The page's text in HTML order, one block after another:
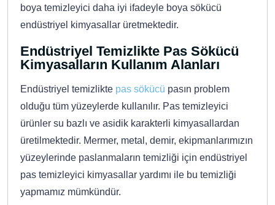
boya temizleyici daha iyi ifadeyle boya sökücü
endüstriyel kimyasallar üretmektedir.
Endüstriyel Temizlikte Pas Sökücü
Kimyasalların Kullanım Alanları
Endüstriyel temizlikte pas sökücü pasın problem
olduğu tüm yüzeylerde kullanılır. Pas temizleyici
ürünler su bazlı ve asidik karakterli kimyasallardan
üretilmektedir. Mermer, metal, demir, ekipmanlarımızın
yüzeylerinde paslanmaların temizliği için endüstriyel
pas temizleyici kimyasallar yardımı ile bu temizliği
yapmamız mümkündür.